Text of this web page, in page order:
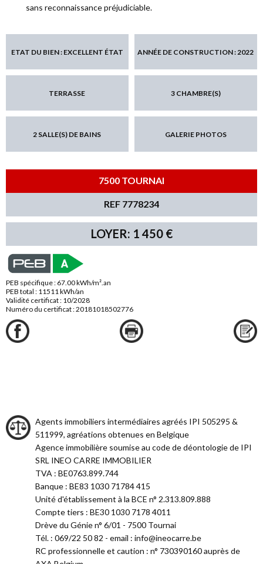
sans reconnaissance préjudiciable.
ETAT DU BIEN : EXCELLENT ÉTAT ANNÉE DE CONSTRUCTION : 2022
TERRASSE 3 CHAMBRE(S)
2 SALLE(S) DE BAINS GALERIE PHOTOS
7500 TOURNAI
REF 7778234
LOYER: 1 450 €
PEB spécifique : 67.00 kWh/m².an
PEB total : 11511 kWh/an
Validité certificat : 10/2028
Numéro du certificat : 20181018502776
Agents immobiliers intermédiaires agréés IPI 505295 &
511999, agréations obtenues en Belgique
Agence immobilière soumise au code de déontologie de IPI
SRL INEO CARRE IMMOBILIER
TVA : BE0763.899.744
Banque : BE83 1030 71784 415
Unité d'établissement à la BCE n° 2.313.809.888
Compte tiers : BE30 1030 7178 4011
Drève du Génie n° 6/01 - 7500 Tournai
Tél. : 069/22 50 82 - email : info@ineocarre.be
RC professionnelle et caution : n° 730390160 auprès de